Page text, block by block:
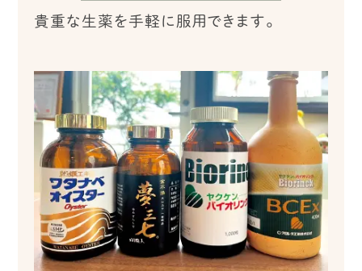
貴重な生薬を手軽に服用できます。